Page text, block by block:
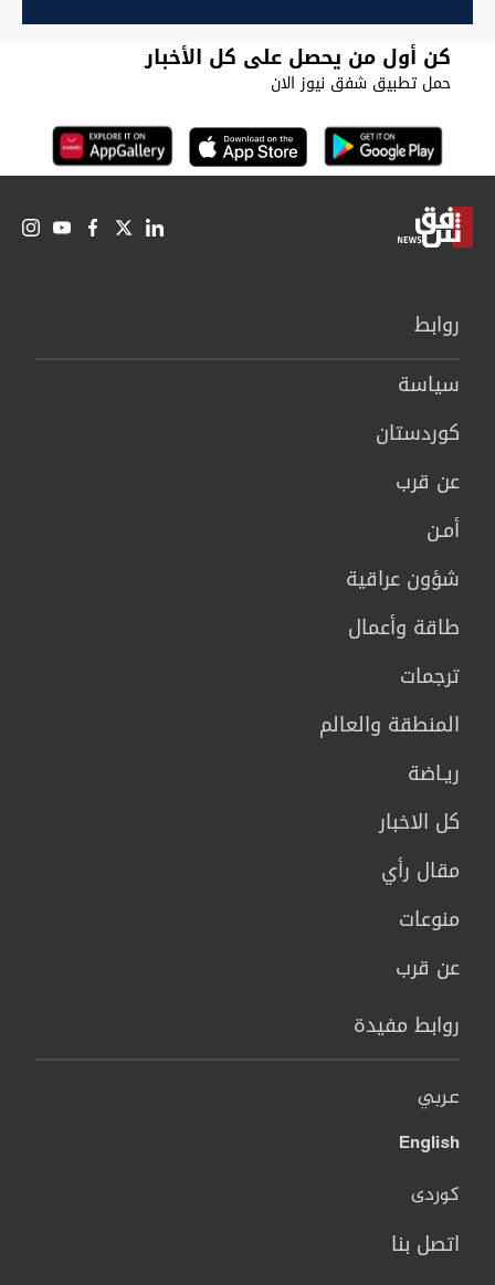
كن أول من يحصل على كل الأخبار
حمل تطبيق شفق نيوز الان
روابط
سیاسة
كوردستان
عن قرب
أمـن
شؤون عراقية
طاقة وأعمال
ترجمات
المنطقة والعالم
ريـاضة
كل الاخبار
مقال رأي
منوعات
عن قرب
روابط مفيدة
عربي
English
کوردی
اتصل بنا